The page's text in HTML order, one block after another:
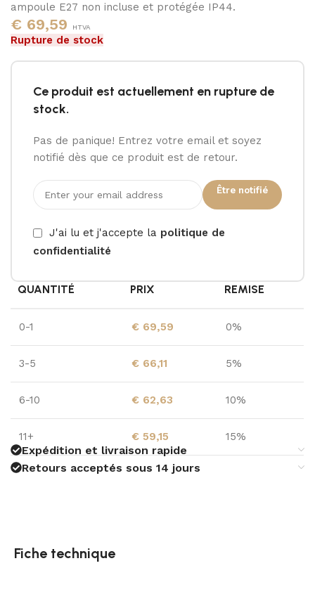
ampoule E27 non incluse et protégée IP44.
€ 69,59 HTVA
Rupture de stock
Ce produit est actuellement en rupture de
stock.
Pas de panique! Entrez votre email et soyez
notifié dès que ce produit est de retour.
Être notifié
J'ai lu et j'accepte la politique de
confidentialité
QUANTITÉ PRIX REMISE
0-1 € 69,59 0%
3-5 € 66,11 5%
6-10 € 62,63 10%
11+ € 59,15 15%
Expédition et livraison rapide
Retours acceptés sous 14 jours
Fiche technique